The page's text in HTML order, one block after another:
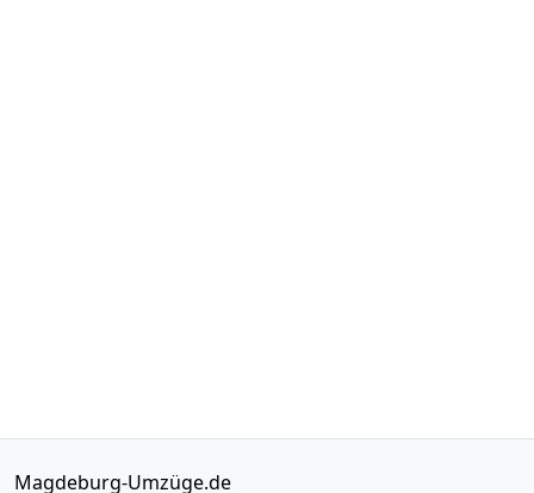
Magdeburg-Umzüge.de